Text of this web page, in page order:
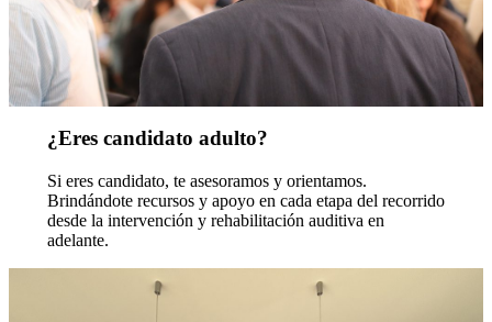
¿Eres candidato adulto?
Si eres candidato, te asesoramos y orientamos.
Brindándote recursos y apoyo en cada etapa del recorrido
desde la intervención y rehabilitación auditiva en
adelante.